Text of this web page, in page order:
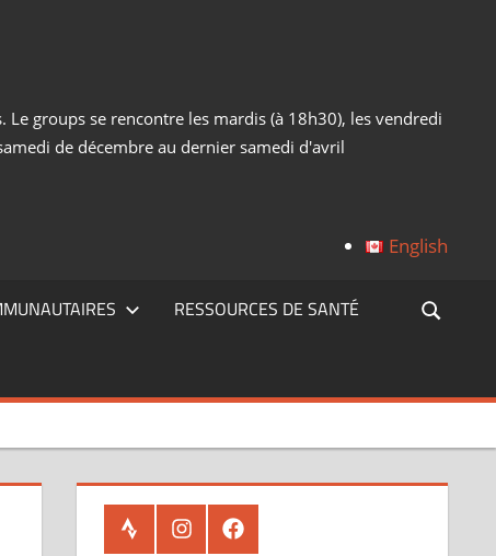
groups se rencontre les mardis (à 18h30), les vendredi
de décembre au dernier samedi d'avril
English
RESSOURCES DE SANTÉ
Strava InstagramFacebook